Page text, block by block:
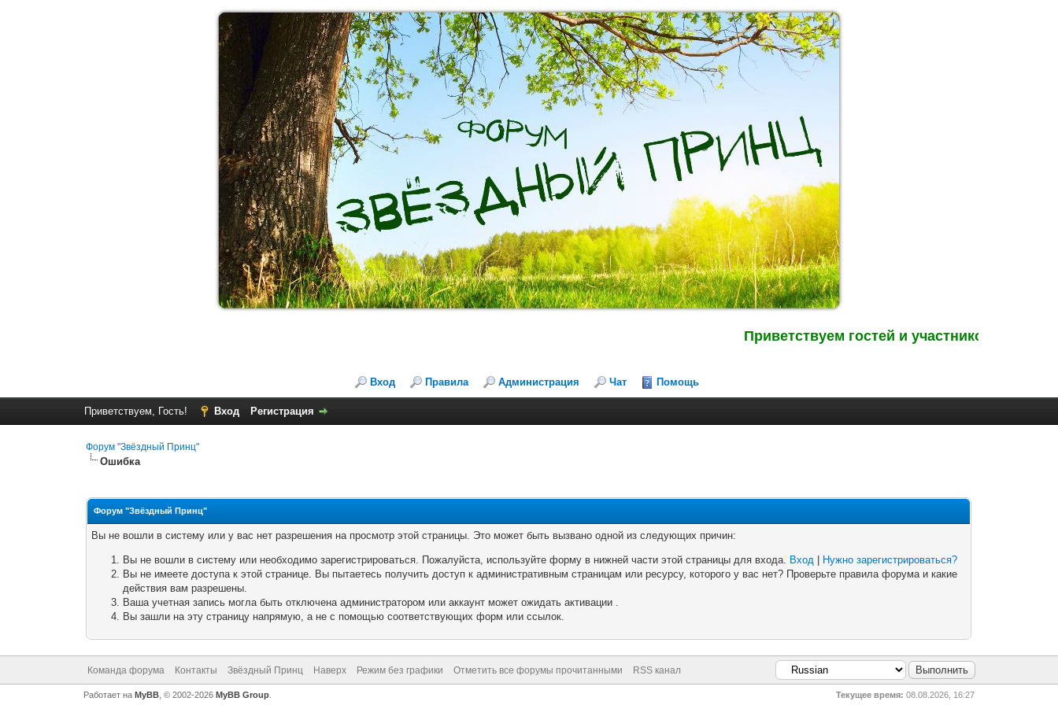
Приветствуем гостей и участников
Вход Правила Администрация Чат Помощь
Приветствуем, Гость! Вход Регистрация
Форум "Звёздный Принц"
Ошибка
Форум "Звёздный Принц"
Вы не вошли в систему или у вас нет разрешения на просмотр этой страницы. Это может быть вызвано одной из следующих причин:
Вы не вошли в систему или необходимо зарегистрироваться. Пожалуйста, используйте форму в нижней части этой страницы для входа. Вход
Нужно зарегистрироваться?
Вы не имеете доступа к этой странице. Вы пытаетесь получить доступ к административным страницам или ресурсу, которого у вас нет? Проверьте правила форума и какие
действия вам разрешены.
Ваша учетная запись могла быть отключена администратором или аккаунт может ожидать активации .
Вы зашли на эту страницу напрямую, а не с помощью соответствующих форм или ссылок.
Команда форума Контакты Звёздный Принц Наверх Режим без графики Отметить все форумы прочитанными RSS канал
Текущее время: 08.08.2026, 16:27
Работает на MyBB, © 2002-2026 MyBB Group.